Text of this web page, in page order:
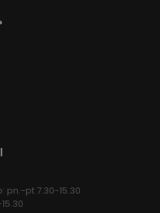
pn.-pt 7.30-15.30